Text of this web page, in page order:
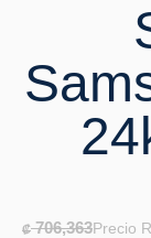
₡706,363